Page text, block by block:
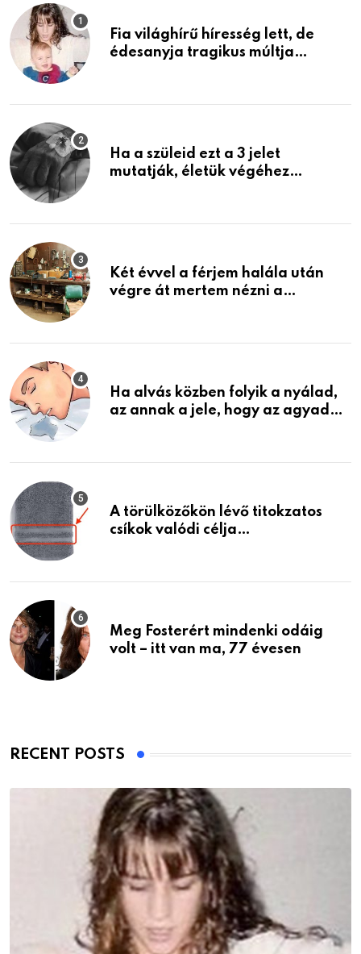
Fia világhírű híresség lett, de
édesanyja tragikus múltja
Ha a szüleid ezt a 3 jelet
mutatják, életük végéhez
Két évvel a férjem halála után
végre át mertem nézni a
életemet
Ha alvás közben folyik a nyálad,
az annak a jele, hogy az agyad…
A törülközőkön lévő titokzatos
csíkok valódi célja…
Meg Fosterért mindenki odáig
volt – itt van ma, 77 évesen
RECENT POSTS